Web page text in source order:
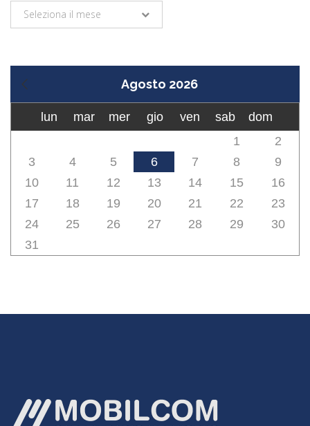
Archivi
Seleziona il mese
Agosto 2026
lun mar mer gio ven sab
dom
1
2
3
4 5 6 7 8
9
10
11 12 13 14 15
16
17
18 19 20 21 22
23
24
25 26 27 28 29
30
31